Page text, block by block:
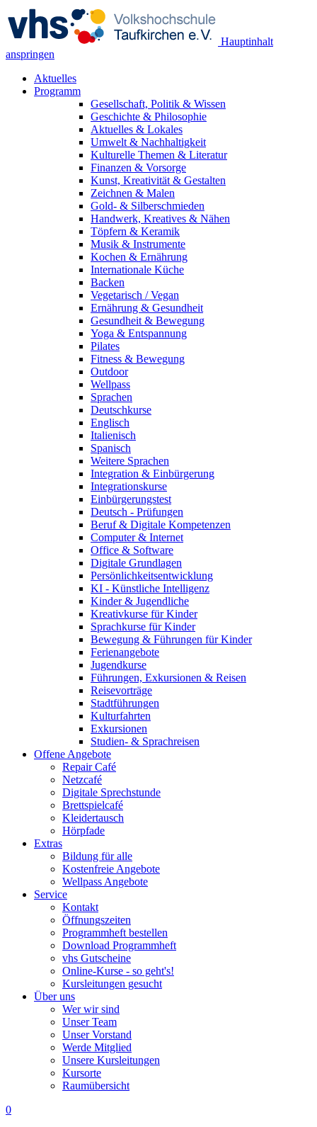
Hauptinhalt
anspringen
Aktuelles
Programm
Gesellschaft, Politik & Wissen
Geschichte & Philosophie
Aktuelles & Lokales
Umwelt & Nachhaltigkeit
Kulturelle Themen & Literatur
Finanzen & Vorsorge
Kunst, Kreativität & Gestalten
Zeichnen & Malen
Gold- & Silberschmieden
Handwerk, Kreatives & Nähen
Töpfern & Keramik
Musik & Instrumente
Kochen & Ernährung
Internationale Küche
Backen
Vegetarisch / Vegan
Ernährung & Gesundheit
Gesundheit & Bewegung
Yoga & Entspannung
Pilates
Fitness & Bewegung
Outdoor
Wellpass
Sprachen
Deutschkurse
Englisch
Italienisch
Spanisch
Weitere Sprachen
Integration & Einbürgerung
Integrationskurse
Einbürgerungstest
Deutsch - Prüfungen
Beruf & Digitale Kompetenzen
Computer & Internet
Office & Software
Digitale Grundlagen
Persönlichkeitsentwicklung
KI - Künstliche Intelligenz
Kinder & Jugendliche
Kreativkurse für Kinder
Sprachkurse für Kinder
Bewegung & Führungen für Kinder
Ferienangebote
Jugendkurse
Führungen, Exkursionen & Reisen
Reisevorträge
Stadtführungen
Kulturfahrten
Exkursionen
Studien- & Sprachreisen
Offene Angebote
Repair Café
Netzcafé
Digitale Sprechstunde
Brettspielcafé
Kleidertausch
Hörpfade
Extras
Bildung für alle
Kostenfreie Angebote
Wellpass Angebote
Service
Kontakt
Öffnungszeiten
Programmheft bestellen
Download Programmheft
vhs Gutscheine
Online-Kurse - so geht's!
Kursleitungen gesucht
Über uns
Wer wir sind
Unser Team
Unser Vorstand
Werde Mitglied
Unsere Kursleitungen
Kursorte
Raumübersicht
0